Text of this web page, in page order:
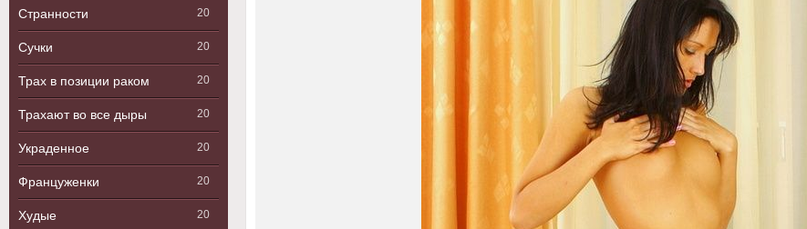
Странности 20
Сучки 20
Трах в позиции раком 20
Трахают во все дыры 20
Украденное 20
Француженки 20
Худые 20